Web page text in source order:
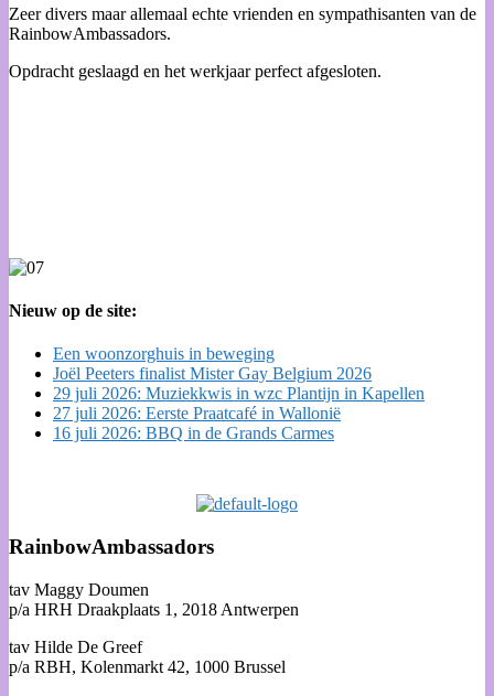
Zeer divers maar allemaal echte vrienden en sympathisanten van de
RainbowAmbassadors.
Opdracht geslaagd en het werkjaar perfect afgesloten.
Nieuw op de site:
Een woonzorghuis in beweging
Joël Peeters finalist Mister Gay Belgium 2026
29 juli 2026: Muziekkwis in wzc Plantijn in Kapellen
27 juli 2026: Eerste Praatcafé in Wallonië
16 juli 2026: BBQ in de Grands Carmes
RainbowAmbassadors
tav Maggy Doumen
p/a HRH Draakplaats 1, 2018 Antwerpen
tav Hilde De Greef
p/a RBH, Kolenmarkt 42, 1000 Brussel